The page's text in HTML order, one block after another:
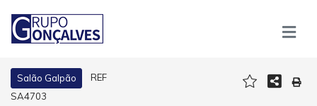
Salão Galpão
REF
SA4703